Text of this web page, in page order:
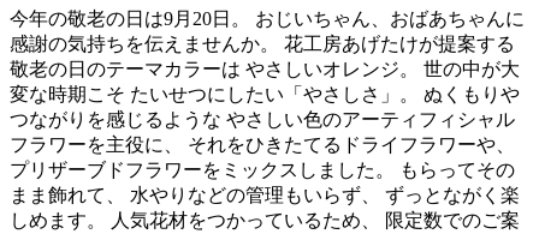
今年の敬老の日は9月20日。 おじいちゃん、おばあちゃんに
感謝の気持ちを伝えませんか。 花工房あげたけが提案する
敬老の日のテーマカラーは やさしいオレンジ。 世の中が大
変な時期こそ たいせつにしたい「やさしさ」。 ぬくもりや
つながりを感じるような やさしい色のアーティフィシャル
フラワーを主役に、 それをひきたてるドライフラワーや、
プリザーブドフラワーをミックスしました。 もらってその
まま飾れて、 水やりなどの管理もいらず、 ずっとながく楽
しめます。 人気花材をつかっているため、 限定数でのご案